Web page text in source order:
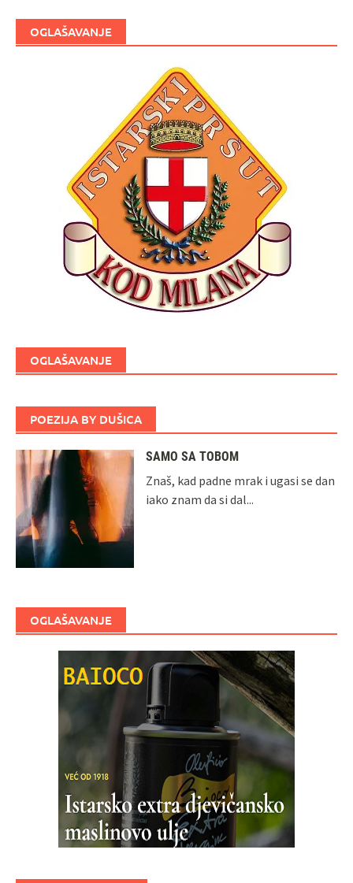
OGLAŠAVANJE
OGLAŠAVANJE
POEZIJA BY DUŠICA
SAMO SA TOBOM
Znaš, kad padne mrak i ugasi se dan
iako znam da si dal...
OGLAŠAVANJE